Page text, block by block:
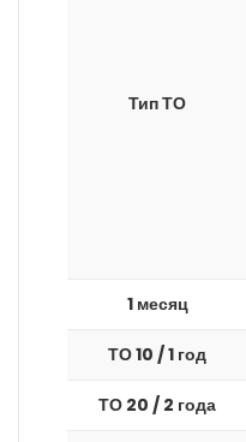
Тип ТО
1 месяц
ТО 10 / 1 год
ТО 20 / 2 года